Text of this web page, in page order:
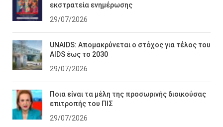
εκστρατεία ενημέρωσης
29/07/2026
UNAIDS: Απομακρύνεται ο στόχος για τέλος του
AIDS έως το 2030
29/07/2026
Ποια είναι τα μέλη της προσωρινής διοικούσας
επιτροπής του ΠΙΣ
29/07/2026